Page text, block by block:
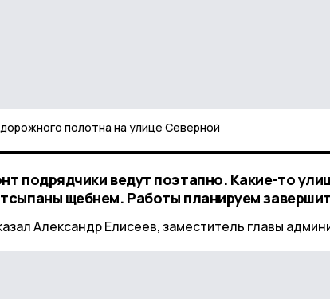
полотна на улице Северной
подрядчики ведут поэтапно. Какие-то
щебнем. Работы планируем
Александр Елисеев, заместитель главы